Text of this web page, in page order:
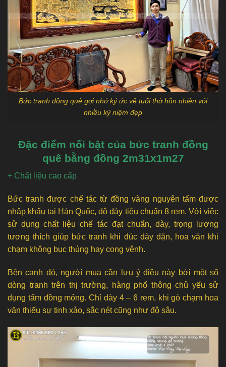
Bức tranh đồng quê gợi nhớ ký ức về tuổi thờ hồn nhiên với
nhiều kỷ niệm đẹp
Đặc điểm nổi bật của bức tranh đồng
quê bằng đồng 2m31x1m27
+ Chất liệu cao cấp
Bức tranh được chế tác từ đồng vàng nguyên tấm được
nhập khẩu tại Hàn Quốc, độ dày tiêu chuẩn 8 rem. Với việc
sử dụng chất liệu chế tác đạt chuẩn, dày, trọng lượng
tương thích giúp bức tranh khi đúc dày dặn, hoa văn khi
chạm không bục thủng hay cong vênh.
Bên cạnh đó, người mua cần lưu ý điều này bởi một số
dòng tranh trên thị trường, hàng phổ thông chủ yếu sử
dụng tấm đồng mỏng. Chỉ dày 4 – 6 rem, khi gò chạm hoa
văn thiếu sự tinh xảo, sắc nét cũng như độ sâu.